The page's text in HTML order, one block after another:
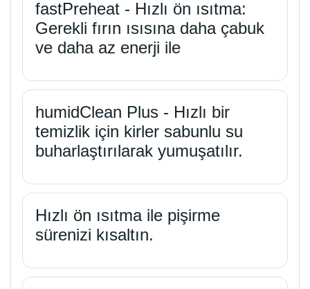
fastPreheat - Hızlı ön ısıtma:
Gerekli fırın ısısına daha çabuk
ve daha az enerji ile
humidClean Plus - Hızlı bir
temizlik için kirler sabunlu su
buharlaştırılarak yumuşatılır.
Hızlı ön ısıtma ile pişirme
sürenizi kısaltın.